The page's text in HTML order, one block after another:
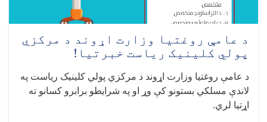
د عامې روغتیا وزارت اړوند د مرکزي
پولي کلینیک ریاست خبرتیا!
د عامې روغتیا وزارت اړوند د مرکزي پولي کلینیک ریاست په
لاندې مسلکي بستونو کې وړ او په شرایطو برابرو کسانو ته
اړتيا لري.